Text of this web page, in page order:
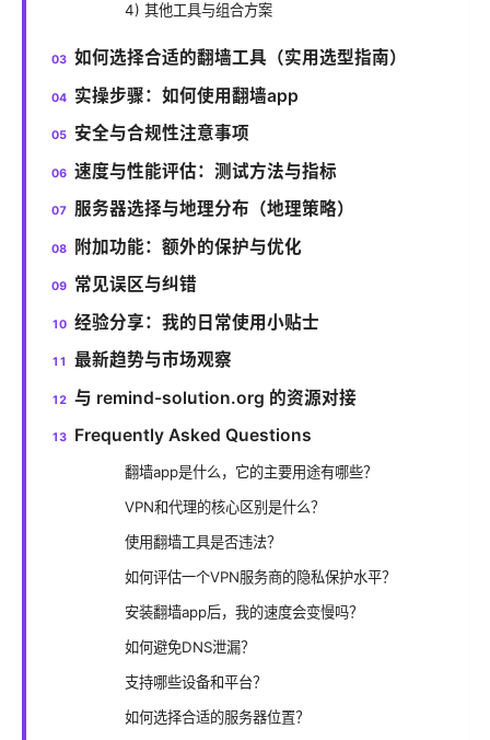
4) 其他工具与组合方案
如何选择合适的翻墙工具（实用选型指南）
实操步骤：如何使用翻墙app
安全与合规性注意事项
速度与性能评估：测试方法与指标
服务器选择与地理分布（地理策略）
附加功能：额外的保护与优化
常见误区与纠错
经验分享：我的日常使用小贴士
最新趋势与市场观察
与 remind-solution.org 的资源对接
Frequently Asked Questions
翻墙app是什么，它的主要用途有哪些？
VPN和代理的核心区别是什么？
使用翻墙工具是否违法？
如何评估一个VPN服务商的隐私保护水平？
安装翻墙app后，我的速度会变慢吗？
如何避免DNS泄漏？
支持哪些设备和平台？
如何选择合适的服务器位置？